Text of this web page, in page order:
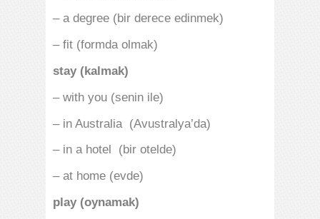
– a degree (bir derece edinmek)
– fit (formda olmak)
stay (kalmak)
– with you (senin ile)
– in Australia (Avustralya’da)
– in a hotel (bir otelde)
– at home (evde)
play (oynamak)